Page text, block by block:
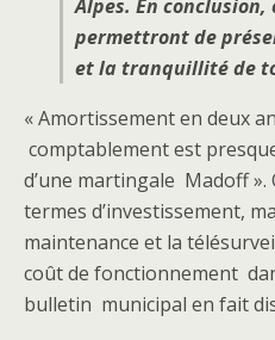
Alpes. En conclusion,
permettront de
et la tranquillité de
« Amortissement en deux
comptablement est
d’une martingale Madoff
termes d’investissement,
maintenance et la
coût de fonctionnement
bulletin municipal en fait